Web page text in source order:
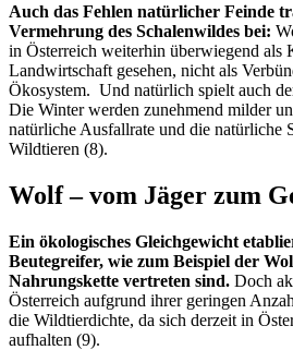
Auch das Fehlen natürlicher Feinde
Vermehrung des Schalenwildes bei:
in Österreich weiterhin überwiegend als
Landwirtschaft gesehen, nicht als
Ökosystem. Und natürlich spielt auch
Die Winter werden zunehmend milder
natürliche Ausfallrate und die natürliche
Wildtieren (8).
Wolf – vom Jäger zum
Ein ökologisches Gleichgewicht
Beutegreifer, wie zum Beispiel der
Nahrungskette vertreten sind. Doch
Österreich aufgrund ihrer geringen
die Wildtierdichte, da sich derzeit in
aufhalten (9).